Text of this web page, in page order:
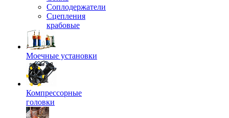
Соплодержатели
Сцепления
крабовые
Моечные установки
Компрессорные
головки